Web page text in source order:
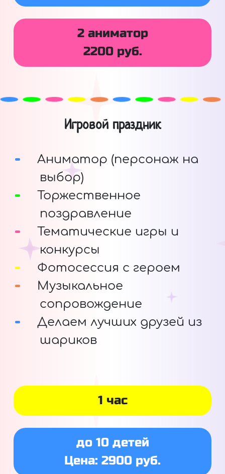
2 аниматор
2200 руб.
Игровой праздник
Аниматор (персонаж на
выбор)
Торжественное
поздравление
Тематические игры и
конкурсы
Фотосессия с героем
Музыкальное
сопровождение
Делаем лучших друзей из
шариков
1 час
до 10 детей
Цена: 2900 руб.